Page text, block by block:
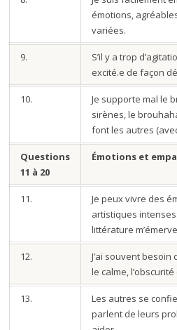
émotions,
variées.
9.
S’il y a trop
excité.e de façon
10.
Je supporte mal le
sirènes, le
font les autres
Questions
11 à 20
Émotions et
11.
Je peux vivre des
artistiques
littérature
12.
J’ai souvent besoin
le calme,
13.
Les autres se
parlent de leurs